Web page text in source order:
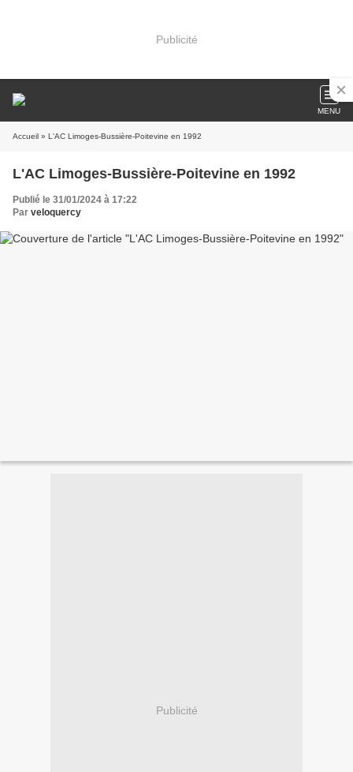
Publicité
MENU
Accueil » L'AC Limoges-Bussière-Poitevine en 1992
L'AC Limoges-Bussière-Poitevine en 1992
Publié le 31/01/2024 à 17:22
Par veloquercy
Publicité